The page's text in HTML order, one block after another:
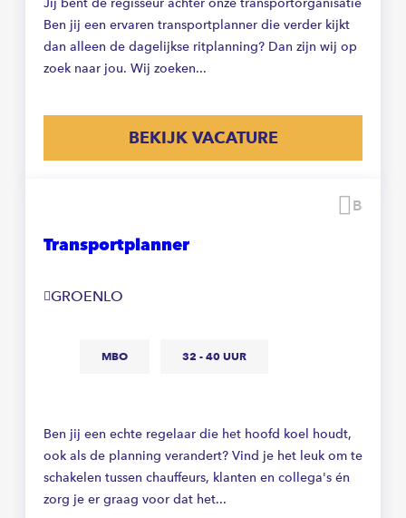
Ben jij een ervaren transportplanner die verder kijkt
dan alleen de dagelijkse ritplanning? Dan zijn wij op
zoek naar jou. Wij zoeken...
BEKIJK VACATURE
Transportplanner
GROENLO
MBO 32 - 40 UUR
Ben jij een echte regelaar die het hoofd koel houdt,
ook als de planning verandert? Vind je het leuk om te
schakelen tussen chauffeurs, klanten en collega's én
zorg je er graag voor dat het...